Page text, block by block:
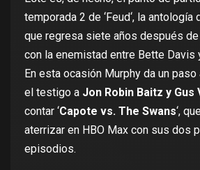
temporada 2 de ‘Feud‘, la antología
que regresa siete años después
con la enemistad entre Bette Davis
En esta ocasión Murphy da un
el testigo a Jon Robin Baitz y Gus
contar ‘Capote vs. The Swans‘,
aterrizar en HBO Max con sus dos
episodios.